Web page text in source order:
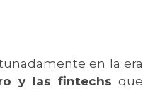
en la era
y las fintechs que